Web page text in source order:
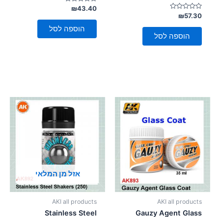
דורג
0
מתוך
₪57.30
הוספה לסל
דורג
0
מתוך
₪43.40
הוספה לסל
AKI all products
Gauzy Agent Glass
אזל מן המלאי
AKI all products
Stainless Steel